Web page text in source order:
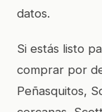
datos.
Si estás listo
comprar por
Peñasquitos,